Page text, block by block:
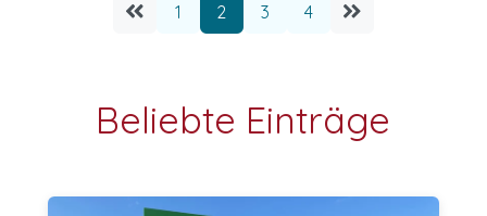
1 2 3 4
Beliebte Einträge